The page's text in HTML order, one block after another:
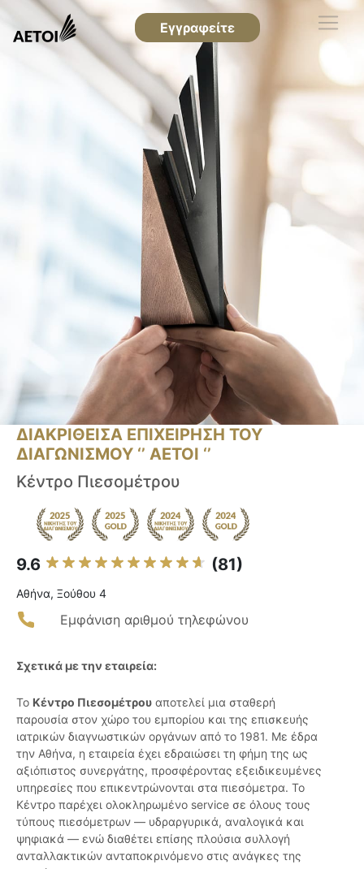
Εγγραφείτε
ΔΙΑΚΡΙΘΕΙΣΑ ΕΠΙΧΕΙΡΗΣΗ ΤΟΥ
ΔΙΑΓΩΝΙΣΜΟΥ ‘’ ΑΕΤΟΙ ‘’
Κέντρο Πιεσομέτρου
9.6 (81)
Αθήνα, Ξούθου 4
Εμφάνιση αριθμού τηλεφώνου
Σχετικά με την εταιρεία:
Το Κέντρο Πιεσομέτρου αποτελεί μια σταθερή
παρουσία στον χώρο του εμπορίου και της επισκευής
ιατρικών διαγνωστικών οργάνων από το 1981. Με έδρα
την Αθήνα, η εταιρεία έχει εδραιώσει τη φήμη της ως
αξιόπιστος συνεργάτης, προσφέροντας εξειδικευμένες
υπηρεσίες που επικεντρώνονται στα πιεσόμετρα. Το
Κέντρο παρέχει ολοκληρωμένο service σε όλους τους
τύπους πιεσόμετρων — υδραργυρικά, αναλογικά και
ψηφιακά — ενώ διαθέτει επίσης πλούσια συλλογή
ανταλλακτικών ανταποκρινόμενο στις ανάγκες της